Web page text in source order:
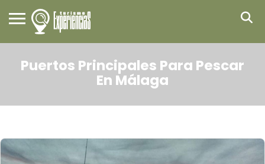
Puertos Principales Para Pescar
En Málaga